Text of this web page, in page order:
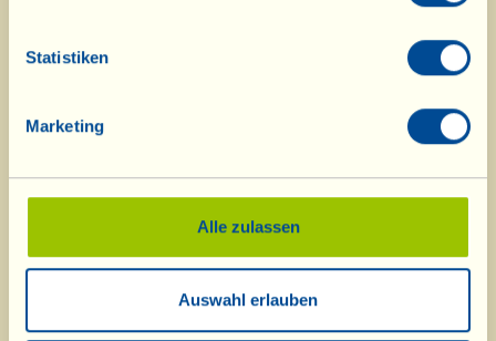
Statistiken
Marketing
Alle zulassen
Auswahl erlauben